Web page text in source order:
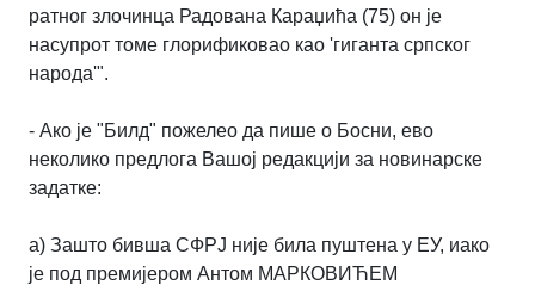
ратног злочинца Радована Караџића (75) он је
насупрот томе глорификовао као 'гиганта српског
народа'".
- Ако је "Билд" пожелео да пише о Босни, ево
неколико предлога Вашој редакцији за новинарске
задатке:
a) Зашто бивша СФРЈ није била пуштена у ЕУ, иако
је под премијером Антом МАРКОВИЋЕМ